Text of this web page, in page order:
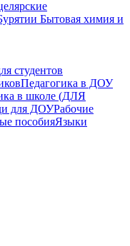
Бытовая химия и
студентов
Педагогика в ДОУ
в школе (ДЛЯ
для ДОУРабочие
пособияЯзыки